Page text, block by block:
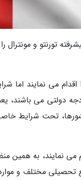
تورنتو و مونترال
می نمایند اما
دولتی می باشند،
تحت شرایط
می نمایند، به همین
تحصیلی مختلف و